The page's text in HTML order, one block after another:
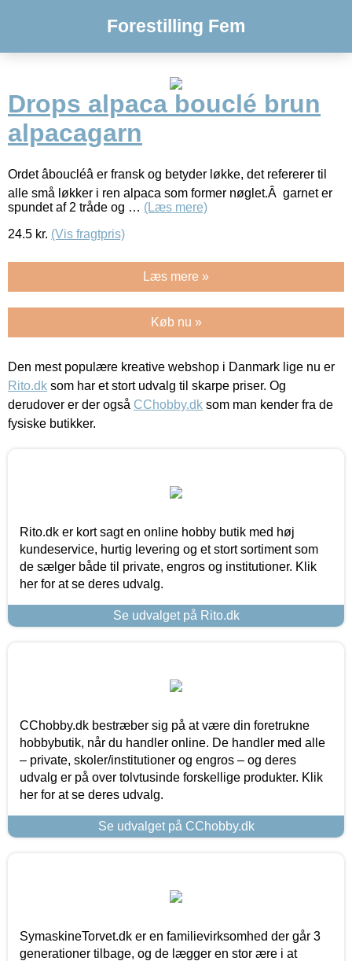
Forestilling Fem
Drops alpaca bouclé brun
alpacagarn
Ordet âboucléâ er fransk og betyder løkke, det refererer til
alle små løkker i ren alpaca som former nøglet.Â garnet er
spundet af 2 tråde og … (Læs mere)
24.5 kr. (Vis fragtpris)
Læs mere »
Køb nu »
Den mest populære kreative webshop i Danmark lige nu er
Rito.dk som har et stort udvalg til skarpe priser. Og
derudover er der også CChobby.dk som man kender fra de
fysiske butikker.
Rito.dk er kort sagt en online hobby butik med høj
kundeservice, hurtig levering og et stort sortiment som
de sælger både til private, engros og institutioner. Klik
her for at se deres udvalg.
Se udvalget på Rito.dk
CChobby.dk bestræber sig på at være din foretrukne
hobbybutik, når du handler online. De handler med alle
– private, skoler/institutioner og engros – og deres
udvalg er på over tolvtusinde forskellige produkter. Klik
her for at se deres udvalg.
Se udvalget på CChobby.dk
SymaskineTorvet.dk er en familievirksomhed der går 3
generationer tilbage, og de lægger en stor ære i at